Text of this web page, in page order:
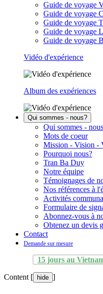
Guide de voyage
Guide de voyage
Guide de voyage
Guide de voyage
Guide de voyage
Vidéo d'expérience
Album des expériences
Qui sommes - nous?
Qui sommes -
Mots de coeur
Mission - Vision -
Pourquoi nous?
Tran Ba Duy
Notre équipe
Témoignages de
Nos références à
Activités
Formulaire de
Abonnez-vous à
Obtenez un devis
Contact
Demande sur mesure
15 jours au
Content [ hide ]